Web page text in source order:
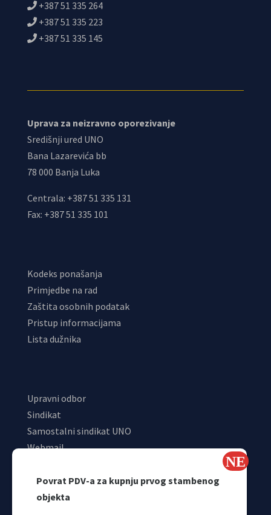
Povrat PDV-a za kupnju prvog stambenog
objekta
+387 51 335 264
+387 51 335 223
+387 51 335 145
Uprava za neizravno oporezivanje
Središnji ured UNO
Bana Lazarevića bb
78 000 Banja Luka
Centrala: +387 51 335 131
Fax: +387 51 335 101
Kodeks ponašanja
Primjedbe na rad
Zaštita osobnih podatak
Pristup informacijama
Lista dužnika
Upravni odbor
Sindikat
Samostalni sindikat UNO
Webmail